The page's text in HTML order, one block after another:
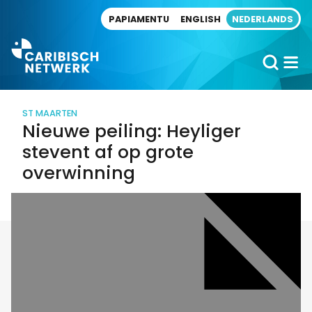
PAPIAMENTU ENGLISH NEDERLANDS
ST MAARTEN
Nieuwe peiling: Heyliger
stevent af op grote
overwinning